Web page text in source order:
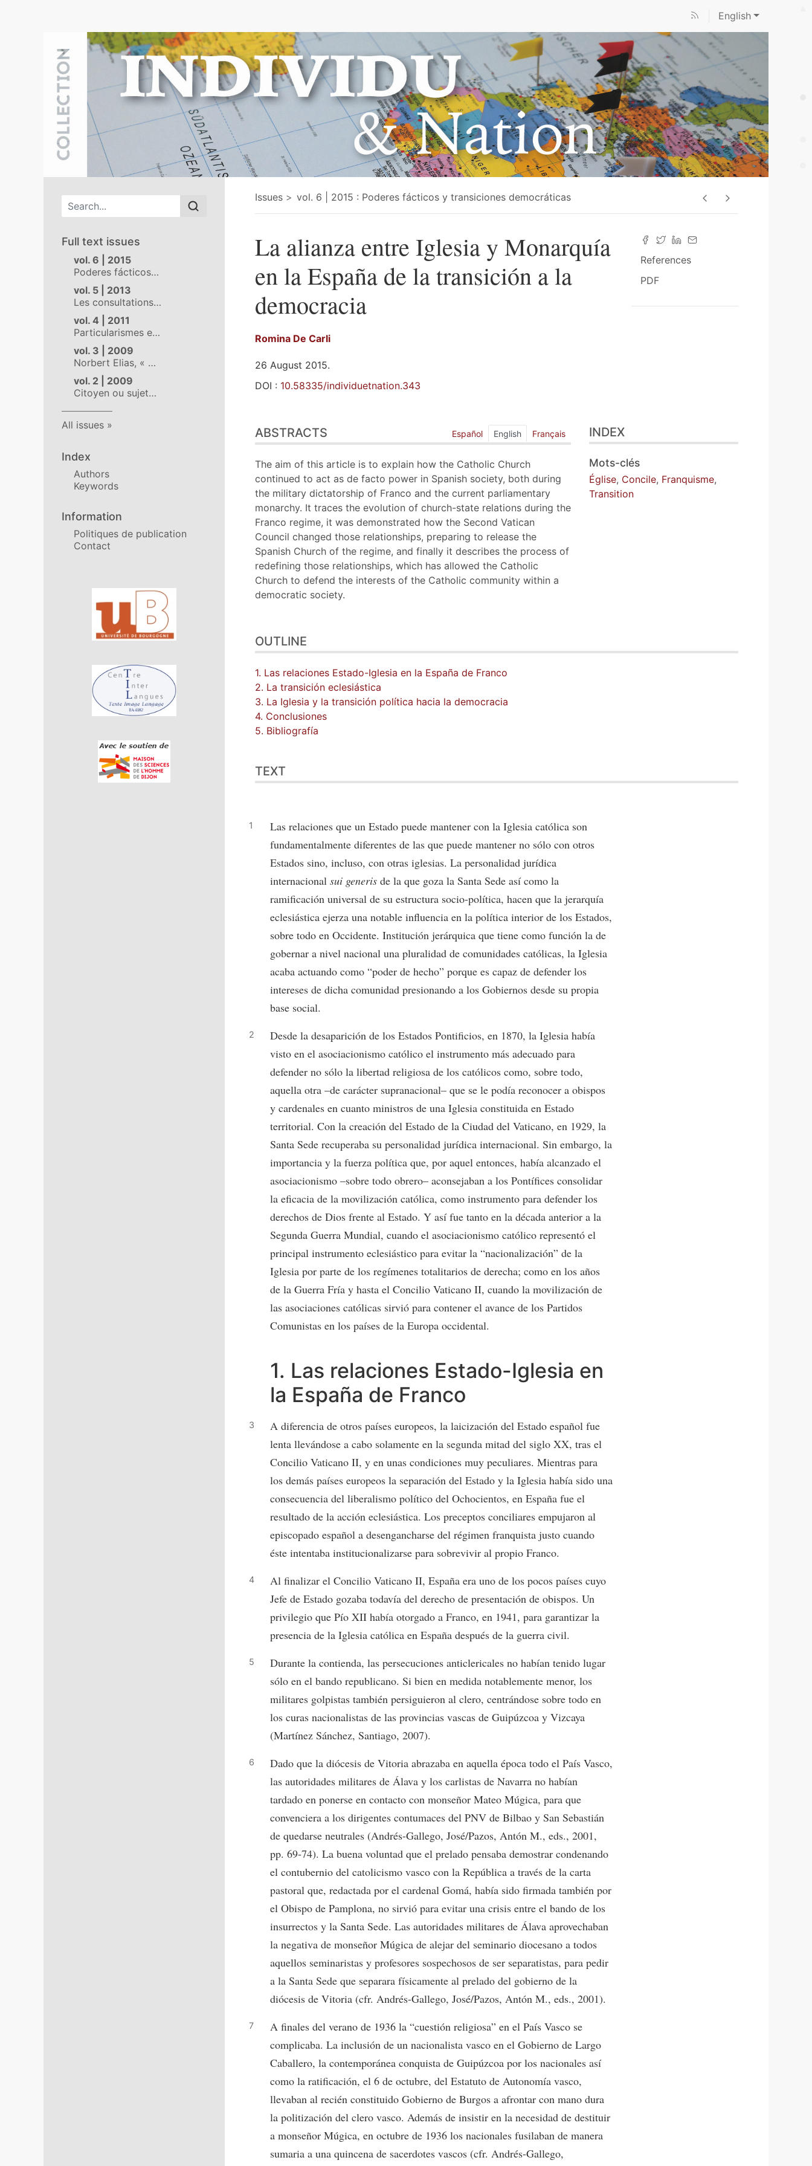
English
Main menu
Full text issues
vol. 6 | 2015
Poderes fácticos…
vol. 5 | 2013
Les consultations…
vol. 4 | 2011
Particularismes e…
vol. 3 | 2009
Norbert Elias, « …
vol. 2 | 2009
Citoyen ou sujet…
All issues
Index
Authors
Keywords
Information
Politiques de publication
Contact
In collaboration with
Issues vol. 6 | 2015 : Poderes fácticos y transiciones democráticas
References
PDF
La alianza entre Iglesia y Monarquía
en la España de la transición a la
democracia
Romina De Carli
26 August 2015.
DOI : 10.58335/individuetnation.343
Index
Outline
Text
Notes
References
Author
ABSTRACTS Español English Français
The aim of this article is to explain how the Catholic Church
continued to act as de facto power in Spanish society, both during
the military dictatorship of Franco and the current parliamentary
monarchy. It traces the evolution of church-state relations during the
Franco regime, it was demonstrated how the Second Vatican
Council changed those relationships, preparing to release the
Spanish Church of the regime, and finally it describes the process of
redefining those relationships, which has allowed the Catholic
Church to defend the interests of the Catholic community within a
democratic society.
INDEX
Mots-clés
Église, Concile, Franquisme,
Transition
OUTLINE
1. Las relaciones Estado-Iglesia en la España de Franco
2. La transición eclesiástica
3. La Iglesia y la transición política hacia la democracia
4. Conclusiones
5. Bibliografía
TEXT
Las relaciones que un Estado puede mantener con la Iglesia católica son
fundamentalmente diferentes de las que puede mantener no sólo con otros
Estados sino, incluso, con otras iglesias. La personalidad jurídica
internacional sui generis de la que goza la Santa Sede así como la
ramificación universal de su estructura socio-política, hacen que la jerarquía
eclesiástica ejerza una notable influencia en la política interior de los Estados,
sobre todo en Occidente. Institución jerárquica que tiene como función la de
gobernar a nivel nacional una pluralidad de comunidades católicas, la Iglesia
acaba actuando como “poder de hecho” porque es capaz de defender los
intereses de dicha comunidad presionando a los Gobiernos desde su propia
base social.
Desde la desaparición de los Estados Pontificios, en 1870, la Iglesia había
visto en el asociacionismo católico el instrumento más adecuado para
defender no sólo la libertad religiosa de los católicos como, sobre todo,
aquella otra –de carácter supranacional– que se le podía reconocer a obispos
y cardenales en cuanto ministros de una Iglesia constituida en Estado
territorial. Con la creación del Estado de la Ciudad del Vaticano, en 1929, la
Santa Sede recuperaba su personalidad jurídica internacional. Sin embargo, la
importancia y la fuerza política que, por aquel entonces, había alcanzado el
asociacionismo –sobre todo obrero– aconsejaban a los Pontífices consolidar
la eficacia de la movilización católica, como instrumento para defender los
derechos de Dios frente al Estado. Y así fue tanto en la década anterior a la
Segunda Guerra Mundial, cuando el asociacionismo católico representó el
principal instrumento eclesiástico para evitar la “nacionalización” de la
Iglesia por parte de los regímenes totalitarios de derecha; como en los años
de la Guerra Fría y hasta el Concilio Vaticano II, cuando la movilización de
las asociaciones católicas sirvió para contener el avance de los Partidos
Comunistas en los países de la Europa occidental.
1. Las relaciones Estado-Iglesia en
la España de Franco
A diferencia de otros países europeos, la laicización del Estado español fue
lenta llevándose a cabo solamente en la segunda mitad del siglo XX, tras el
Concilio Vaticano II, y en unas condiciones muy peculiares. Mientras para
los demás países europeos la separación del Estado y la Iglesia había sido una
consecuencia del liberalismo político del Ochocientos, en España fue el
resultado de la acción eclesiástica. Los preceptos conciliares empujaron al
episcopado español a desengancharse del régimen franquista justo cuando
éste intentaba institucionalizarse para sobrevivir al propio Franco.
Al finalizar el Concilio Vaticano II, España era uno de los pocos países cuyo
Jefe de Estado gozaba todavía del derecho de presentación de obispos. Un
privilegio que Pío XII había otorgado a Franco, en 1941, para garantizar la
presencia de la Iglesia católica en España después de la guerra civil.
Durante la contienda, las persecuciones anticlericales no habían tenido lugar
sólo en el bando republicano. Si bien en medida notablemente menor, los
militares golpistas también persiguieron al clero, centrándose sobre todo en
los curas nacionalistas de las provincias vascas de Guipúzcoa y Vizcaya
(Martínez Sánchez, Santiago, 2007).
Dado que la diócesis de Vitoria abrazaba en aquella época todo el País Vasco,
las autoridades militares de Álava y los carlistas de Navarra no habían
tardado en ponerse en contacto con monseñor Mateo Múgica, para que
convenciera a los dirigentes contumaces del PNV de Bilbao y San Sebastián
de quedarse neutrales (Andrés-Gallego, José/Pazos, Antón M., eds., 2001,
pp. 69-74). La buena voluntad que el prelado pensaba demostrar condenando
el contubernio del catolicismo vasco con la República a través de la carta
pastoral que, redactada por el cardenal Gomá, había sido firmada también por
el Obispo de Pamplona, no sirvió para evitar una crisis entre el bando de los
insurrectos y la Santa Sede. Las autoridades militares de Álava aprovechaban
la negativa de monseñor Múgica de alejar del seminario diocesano a todos
aquellos seminaristas y profesores sospechosos de ser separatistas, para pedir
a la Santa Sede que separara físicamente al prelado del gobierno de la
diócesis de Vitoria (cfr. Andrés-Gallego, José/Pazos, Antón M., eds., 2001).
A finales del verano de 1936 la “cuestión religiosa” en el País Vasco se
complicaba. La inclusión de un nacionalista vasco en el Gobierno de Largo
Caballero, la contemporánea conquista de Guipúzcoa por los nacionales así
como la ratificación, el 6 de octubre, del Estatuto de Autonomía vasco,
llevaban al recién constituido Gobierno de Burgos a afrontar con mano dura
la politización del clero vasco. Además de insistir en la necesidad de destituir
a monseñor Múgica, en octubre de 1936 los nacionales fusilaban de manera
sumaria a una quincena de sacerdotes vascos (cfr. Andrés-Gallego,